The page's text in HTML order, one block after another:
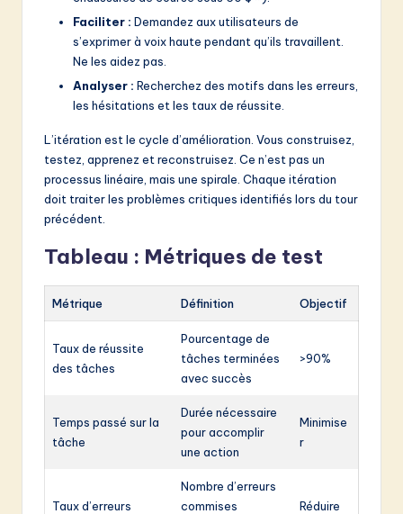
Faciliter : Demandez aux utilisateurs de
s’exprimer à voix haute pendant qu’ils travaillent.
Ne les aidez pas.
Analyser : Recherchez des motifs dans les erreurs,
les hésitations et les taux de réussite.
L’itération est le cycle d’amélioration. Vous construisez,
testez, apprenez et reconstruisez. Ce n’est pas un
processus linéaire, mais une spirale. Chaque itération
doit traiter les problèmes critiques identifiés lors du tour
précédent.
Tableau : Métriques de test
Métrique Définition Objectif
Taux de réussite
des tâches
Pourcentage de
tâches terminées
avec succès
>90%
Temps passé sur la
tâche
Durée nécessaire
pour accomplir
une action
Minimise
r
Taux d’erreurs
Nombre d’erreurs
commises
Réduire